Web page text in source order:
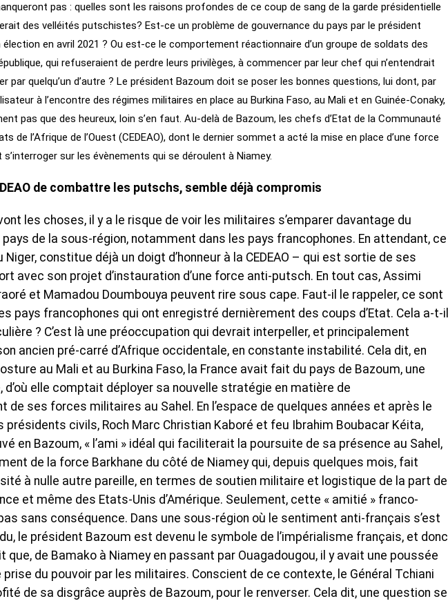
pas : quelles sont les raisons profondes de ce coup de sang de la garde présidentielle
des velléités putschistes? Est-ce un problème de gouvernance du pays par le président
élection en avril 2021 ? Ou est-ce le comportement réactionnaire d’un groupe de soldats des
qui refuseraient de perdre leurs privilèges, à commencer par leur chef qui n’entendrait
par quelqu’un d’autre ? Le président Bazoum doit se poser les bonnes questions, lui dont, par
à l’encontre des régimes militaires en place au Burkina Faso, au Mali et en Guinée-Conaky,
pas que des heureux, loin s’en faut. Au-delà de Bazoum, les chefs d’Etat de la Communauté
de l’Afrique de l’Ouest (CEDEAO), dont le dernier sommet a acté la mise en place d’une force
sur les évènements qui se déroulent à Niamey.
de combattre les putschs, semble déjà compromis
vont les choses, il y a le risque de voir les militaires s’emparer davantage du
de la sous-région, notamment dans les pays francophones. En attendant, ce
constitue déjà un doigt d’honneur à la CEDEAO – qui est sortie de ses
avec son projet d’instauration d’une force anti-putsch. En tout cas, Assimi
et Mamadou Doumbouya peuvent rire sous cape. Faut-il le rappeler, ce sont
pays francophones qui ont enregistré dernièrement des coups d’Etat. Cela a-t-il
? C’est là une préoccupation qui devrait interpeller, et principalement
ancien pré-carré d’Afrique occidentale, en constante instabilité. Cela dit, en
au Mali et au Burkina Faso, la France avait fait du pays de Bazoum, une
elle comptait déployer sa nouvelle stratégie en matière de
de ses forces militaires au Sahel. En l’espace de quelques années et après le
présidents civils, Roch Marc Christian Kaboré et feu Ibrahim Boubacar Kéita,
en Bazoum, « l’ami » idéal qui faciliterait la poursuite de sa présence au Sahel,
de la force Barkhane du côté de Niamey qui, depuis quelques mois, fait
à nulle autre pareille, en termes de soutien militaire et logistique de la part de
et même des Etats-Unis d’Amérique. Seulement, cette « amitié » franco-
sans conséquence. Dans une sous-région où le sentiment anti-français s’est
le président Bazoum est devenu le symbole de l’impérialisme français, et donc
que, de Bamako à Niamey en passant par Ouagadougou, il y avait une poussée
prise du pouvoir par les militaires. Conscient de ce contexte, le Général Tchiani
de sa disgrâce auprès de Bazoum, pour le renverser. Cela dit, une question se